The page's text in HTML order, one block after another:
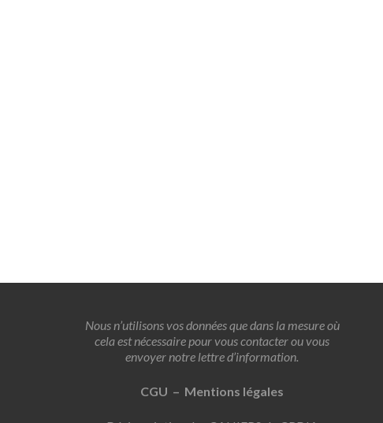
Nous n’utilisons vos données que dans la mesure où
cela est nécessaire pour vous contacter ou vous
envoyer notre lettre d’information.
CGU – Mentions légales